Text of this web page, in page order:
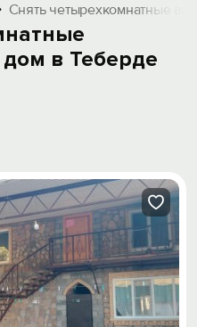
Снять четырехкомнатные
в Теберде